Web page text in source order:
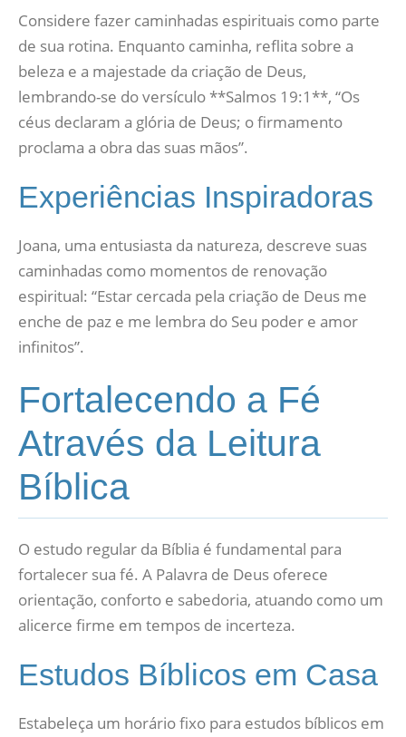
Considere fazer caminhadas espirituais como parte
de sua rotina. Enquanto caminha, reflita sobre a
beleza e a majestade da criação de Deus,
lembrando-se do versículo **Salmos 19:1**, “Os
céus declaram a glória de Deus; o firmamento
proclama a obra das suas mãos”.
Experiências Inspiradoras
Joana, uma entusiasta da natureza, descreve suas
caminhadas como momentos de renovação
espiritual: “Estar cercada pela criação de Deus me
enche de paz e me lembra do Seu poder e amor
infinitos”.
Fortalecendo a Fé
Através da Leitura
Bíblica
O estudo regular da Bíblia é fundamental para
fortalecer sua fé. A Palavra de Deus oferece
orientação, conforto e sabedoria, atuando como um
alicerce firme em tempos de incerteza.
Estudos Bíblicos em Casa
Estabeleça um horário fixo para estudos bíblicos em